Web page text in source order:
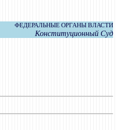
ФЕДЕРАЛЬНЫЕ ОРГАНЫ ВЛАСТИ
Конституционный Суд